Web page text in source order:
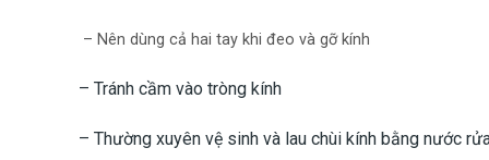
– Nên dùng cả hai tay khi đeo và gỡ kính
– Tránh cầm vào tròng kính
– Thường xuyên vệ sinh và lau chùi kính bằng nước